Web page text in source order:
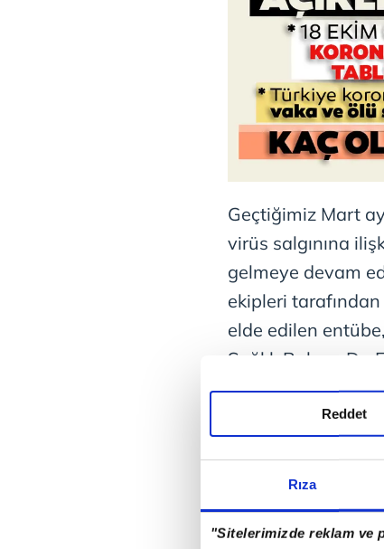
Rıza
"Sitelerimizde reklam ve
Reddet
Geçtiğimiz Mart
virüs salgınına
gelmeye devam
ekipleri
elde edilen
Sağlık Bakanı Dr.
gerekse Bilim
kamuoyuna
tablosu bilgilerinin
vatandaşlarımız
ölü sayısı kaç